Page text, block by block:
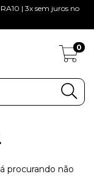
| 3x sem juros no
0
procurando não